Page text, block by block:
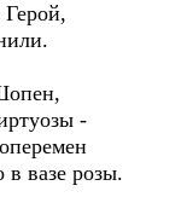
-
вазе розы.